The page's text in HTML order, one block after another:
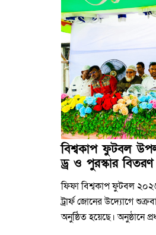
বিশ্বকাপ ফুটবল
ড্র ও পুরস্কার বিতরণ
ফিফা বিশ্বকাপ ফুটবল
ট্রার্ফ জোনের উদ্যোগে
অনুষ্ঠিত হয়েছে। অনুষ্ঠানে